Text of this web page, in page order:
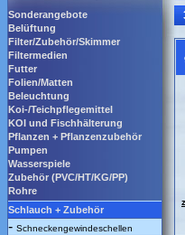
Sonderangebote
Belüftung
Filter/Zubehör/Skimmer
Filtermedien
Futter
Folien/Matten
Beleuchtung
Koi-/Teichpflegemittel
KOI und Fischhälterung
Pflanzen + Pflanzenzubehör
Pumpen
Wasserspiele
Zubehör (PVC/HT/KG/PP)
Rohre
Schlauch + Zubehör
- Schneckengewindeschellen